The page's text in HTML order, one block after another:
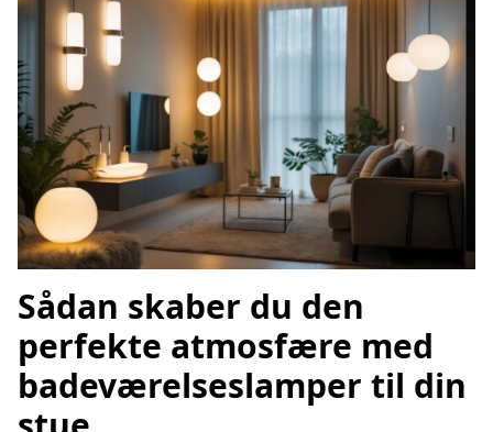
Sådan skaber du den
perfekte atmosfære med
badeværelseslamper til din